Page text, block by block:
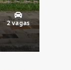
2 vagas